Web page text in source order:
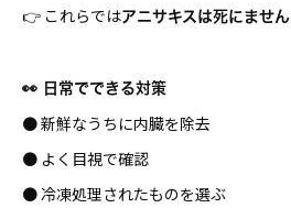
👉 これらではアニサキスは死にません
👀 日常でできる対策
● 新鮮なうちに内臓を除去
● よく目視で確認
● 冷凍処理されたものを選ぶ